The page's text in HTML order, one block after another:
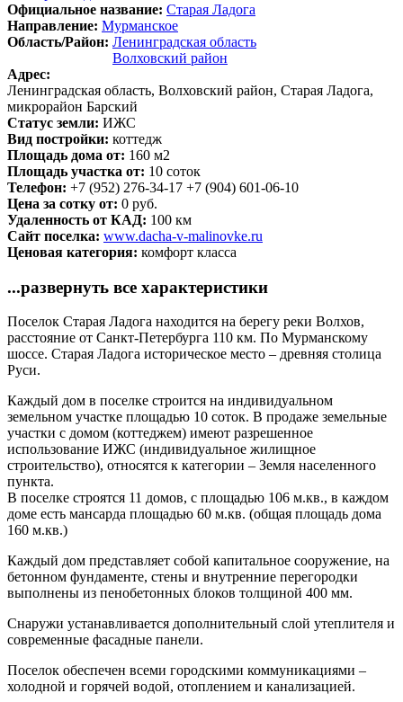
Официальное название: Старая Ладога
Направление: Мурманское
Область/Район: Ленинградская область
Волховский район
Адрес:
Ленинградская область, Волховский район, Старая Ладога,
микрорайон Барский
Статус земли: ИЖС
Вид постройки: коттедж
Площадь дома от: 160 м2
Площадь участка от: 10 соток
Телефон: +7 (952) 276-34-17 +7 (904) 601-06-10
Цена за сотку от: 0 руб.
Удаленность от КАД: 100 км
Сайт поселка: www.dacha-v-malinovke.ru
Ценовая категория: комфорт класса
...развернуть все характеристики
Поселок Старая Ладога находится на берегу реки Волхов,
расстояние от Санкт-Петербурга 110 км. По Мурманскому
шоссе. Старая Ладога историческое место – древняя столица
Руси.
Каждый дом в поселке строится на индивидуальном
земельном участке площадью 10 соток. В продаже земельные
участки с домом (коттеджем) имеют разрешенное
использование ИЖС (индивидуальное жилищное
строительство), относятся к категории – Земля населенного
пункта.
В поселке строятся 11 домов, с площадью 106 м.кв., в каждом
доме есть мансарда площадью 60 м.кв. (общая площадь дома
160 м.кв.)
Каждый дом представляет собой капитальное сооружение, на
бетонном фундаменте, стены и внутренние перегородки
выполнены из пенобетонных блоков толщиной 400 мм.
Снаружи устанавливается дополнительный слой утеплителя и
современные фасадные панели.
Поселок обеспечен всеми городскими коммуникациями –
холодной и горячей водой, отоплением и канализацией.